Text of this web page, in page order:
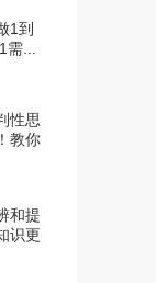
12:14
1到
...
性思
教你
和提
识更